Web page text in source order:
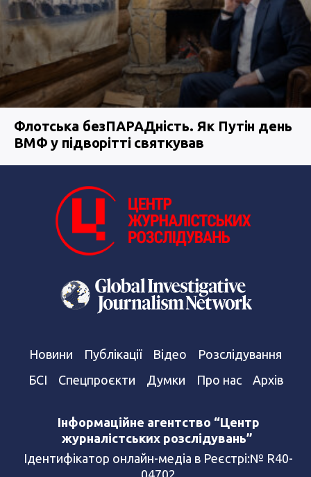
Флотська безПАРАДність. Як Путін день
ВМФ у підворітті святкував
Новини Публікації Відео
Розслідування
БСІ
Спецпроєкти Думки Про нас Архів
Інформаційне агентство “Центр
журналістських розслідувань”
Ідентифікатор онлайн-медіа в Реєстрі:№ R40-